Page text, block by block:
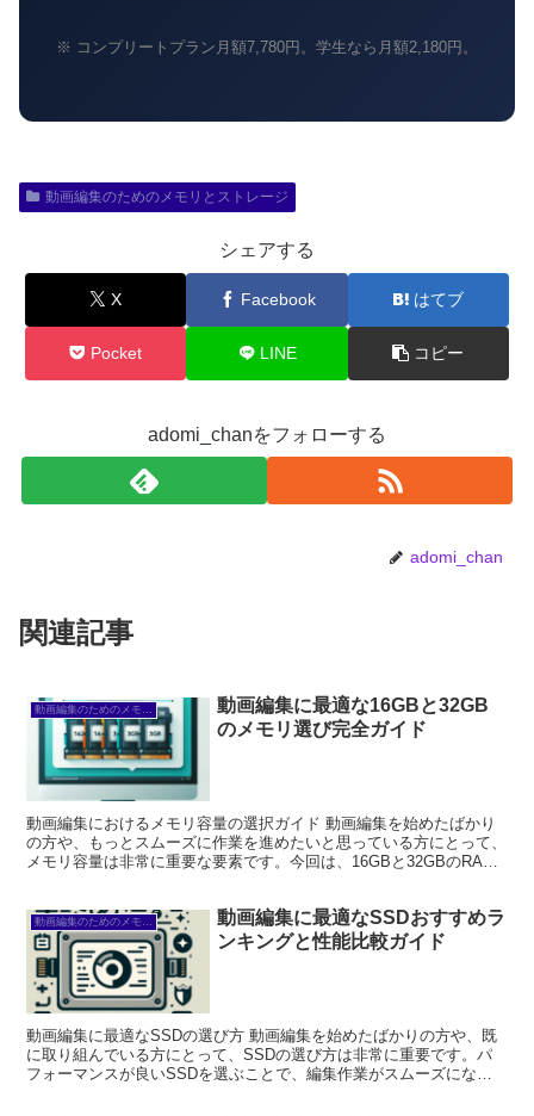
※ コンプリートプラン月額7,780円。学生なら月額2,180円。
動画編集のためのメモリとストレージ
シェアする
X Facebook はてブ
Pocket LINE コピー
adomi_chanをフォローする
adomi_chan
関連記事
動画編集のためのメモリとストレージ
動画編集に最適な16GBと32GB
のメモリ選び完全ガイド
動画編集におけるメモリ容量の選択ガイド 動画編集を始めたばかり
の方や、もっとスムーズに作業を進めたいと思っている方にとって、
メモリ容量は非常に重要な要素です。今回は、16GBと32GBのRAM
動画編集のためのメモリとストレージ
動画編集に最適なSSDおすすめラ
ンキングと性能比較ガイド
動画編集に最適なSSDの選び方 動画編集を始めたばかりの方や、既
に取り組んでいる方にとって、SSDの選び方は非常に重要です。パ
フォーマンスが良いSSDを選ぶことで、編集作業がスムーズにな